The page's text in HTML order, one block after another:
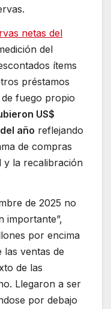
netas del
del
ítems
préstamos
fuego propio
US$
año reflejando
de compras
y la recalibración
de 2025 no
importante”,
por encima
las ventas de
de las
Llegaron a ser
por debajo